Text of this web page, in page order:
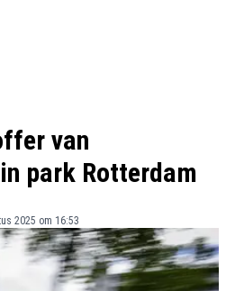
van
park Rotterdam
2025 om 16:53